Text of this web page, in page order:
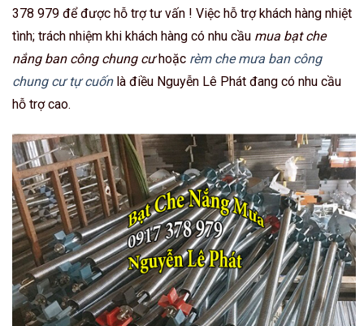
378 979 để được hỗ trợ tư vấn ! Việc hỗ trợ khách hàng nhiệt
tình; trách nhiệm khi khách hàng có nhu cầu mua bạt che
nắng ban công chung cưhoặc rèm che mưa ban công
chung cư tự cuốnlà điều Nguyễn Lê Phát đang có nhu cầu
hỗ trợ cao.